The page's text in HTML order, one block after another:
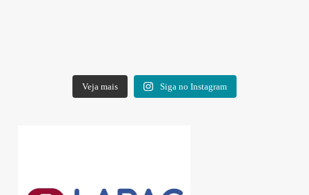
Veja mais Siga no Instagram